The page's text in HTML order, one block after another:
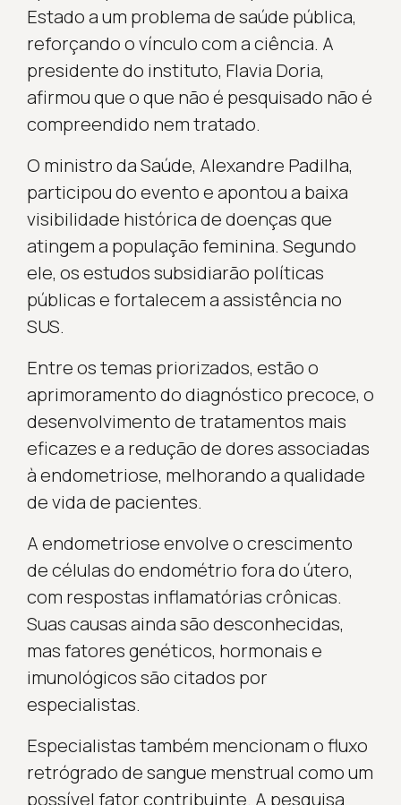
Estado a um problema de saúde pública,
reforçando o vínculo com a ciência. A
presidente do instituto, Flavia Doria,
afirmou que o que não é pesquisado não é
compreendido nem tratado.
O ministro da Saúde, Alexandre Padilha,
participou do evento e apontou a baixa
visibilidade histórica de doenças que
atingem a população feminina. Segundo
ele, os estudos subsidiarão políticas
públicas e fortalecem a assistência no
SUS.
Entre os temas priorizados, estão o
aprimoramento do diagnóstico precoce, o
desenvolvimento de tratamentos mais
eficazes e a redução de dores associadas
à endometriose, melhorando a qualidade
de vida de pacientes.
A endometriose envolve o crescimento
de células do endométrio fora do útero,
com respostas inflamatórias crônicas.
Suas causas ainda são desconhecidas,
mas fatores genéticos, hormonais e
imunológicos são citados por
especialistas.
Especialistas também mencionam o fluxo
retrógrado de sangue menstrual como um
possível fator contribuinte. A pesquisa